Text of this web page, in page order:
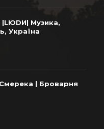
Музика,
Україна
| Броварня